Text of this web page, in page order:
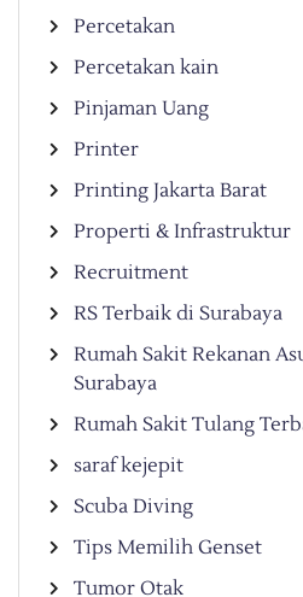
Percetakan
Percetakan kain
Pinjaman Uang
Printer
Printing Jakarta Barat
Properti & Infrastruktur
Recruitment
RS Terbaik di Surabaya
Rumah Sakit Rekanan
Surabaya
Rumah Sakit Tulang
saraf kejepit
Scuba Diving
Tips Memilih Genset
Tumor Otak